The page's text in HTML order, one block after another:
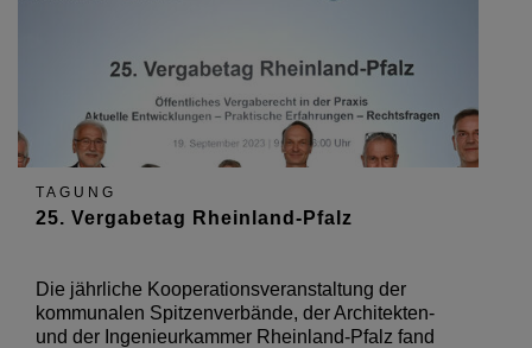
TAGUNG
25. Vergabetag Rheinland-Pfalz
Die jährliche Kooperationsveranstaltung der
kommunalen Spitzenverbände, der Architekten-
und der Ingenieurkammer Rheinland-Pfalz fand